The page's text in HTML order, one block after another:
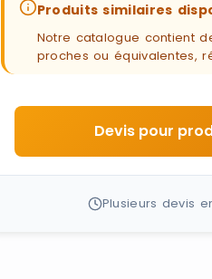
Produits similaires
Notre catalogue contient
proches ou équivalentes,
Devis pour
Plusieurs devis